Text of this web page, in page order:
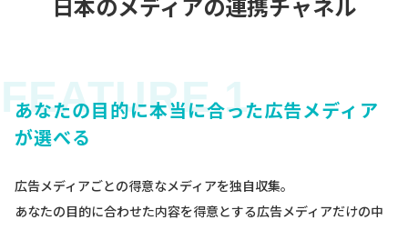
あなたの目的に本当に合った広告メディア
が選べる
広告メディアごとの得意なメディアを独自収集。
あなたの目的に合わせた内容を得意とする広告メディアだけの中